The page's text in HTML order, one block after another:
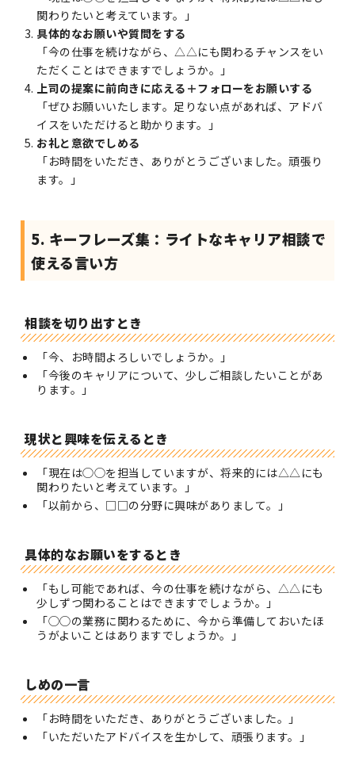
関わりたいと考えています。」
具体的なお願いや質問をする
「今の仕事を続けながら、△△にも関わるチャンスをい
ただくことはできますでしょうか。」
上司の提案に前向きに応える＋フォローをお願いする
「ぜひお願いいたします。足りない点があれば、アドバ
イスをいただけると助かります。」
お礼と意欲でしめる
「お時間をいただき、ありがとうございました。頑張り
ます。」
5. キーフレーズ集：ライトなキャリア相談で
使える言い方
相談を切り出すとき
「今、お時間よろしいでしょうか。」
「今後のキャリアについて、少しご相談したいことがあ
ります。」
現状と興味を伝えるとき
「現在は◯◯を担当していますが、将来的には△△にも
関わりたいと考えています。」
「以前から、□□の分野に興味がありまして。」
具体的なお願いをするとき
「もし可能であれば、今の仕事を続けながら、△△にも
少しずつ関わることはできますでしょうか。」
「◯◯の業務に関わるために、今から準備しておいたほ
うがよいことはありますでしょうか。」
しめの一言
「お時間をいただき、ありがとうございました。」
「いただいたアドバイスを生かして、頑張ります。」